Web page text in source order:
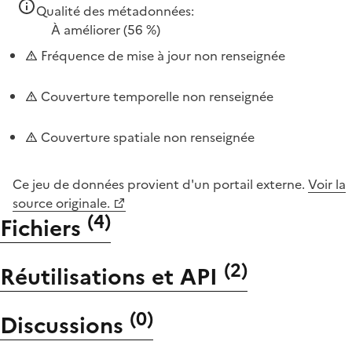
Qualité des métadonnées:
À améliorer(56 %)
Fréquence de mise à jour non renseignée
Couverture temporelle non renseignée
Couverture spatiale non renseignée
Ce jeu de données provient d'un portail externe. Voir la
source originale.
Fichiers (4)
Réutilisations et API (2)
Discussions (0)